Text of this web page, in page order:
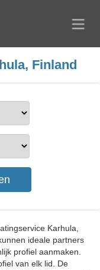
Finland
Karhula,
ideale partners
profiel aanmaken.
van elk lid. De